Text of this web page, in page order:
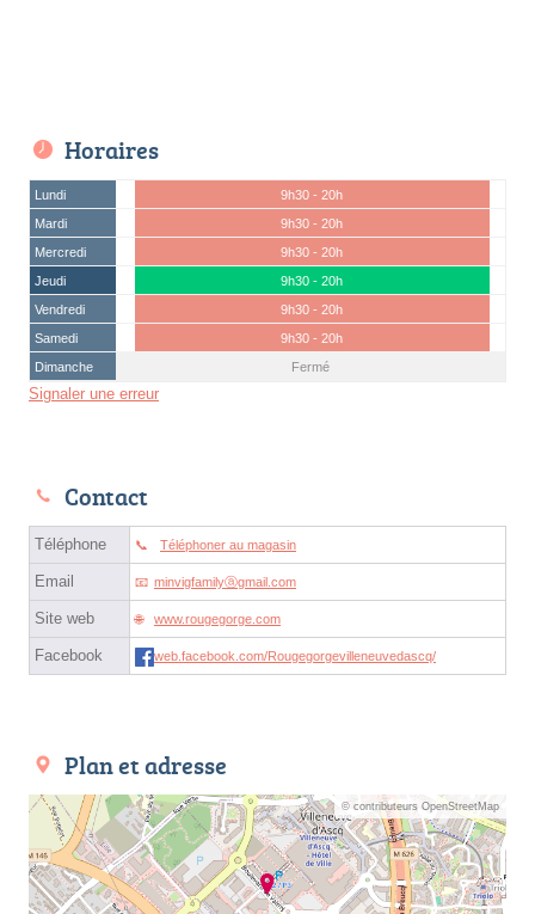
Horaires
Lundi
9h30 - 20h
Mardi
9h30 - 20h
Mercredi
9h30 - 20h
Jeudi
9h30 - 20h
Vendredi
9h30 - 20h
Samedi
9h30 - 20h
Dimanche
Fermé
Signaler une erreur
Contact
Téléphone Téléphoner au magasin
Email minvigfamilyⓐgmail.com
Site web www.rougegorge.com
Facebook web.facebook.com/Rougegorgevilleneuvedascq/
Plan et adresse
© contributeurs OpenStreetMap